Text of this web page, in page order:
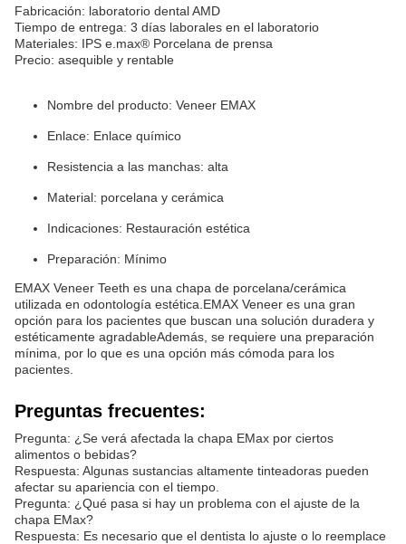
Fabricación: laboratorio dental AMD
Tiempo de entrega: 3 días laborales en el laboratorio
Materiales: IPS e.max® Porcelana de prensa
Precio: asequible y rentable
Nombre del producto: Veneer EMAX
Enlace: Enlace químico
Resistencia a las manchas: alta
Material: porcelana y cerámica
Indicaciones: Restauración estética
Preparación: Mínimo
EMAX Veneer Teeth es una chapa de porcelana/cerámica
utilizada en odontología estética.EMAX Veneer es una gran
opción para los pacientes que buscan una solución duradera y
estéticamente agradableAdemás, se requiere una preparación
mínima, por lo que es una opción más cómoda para los
pacientes.
Preguntas frecuentes:
Pregunta: ¿Se verá afectada la chapa EMax por ciertos
alimentos o bebidas?
Respuesta: Algunas sustancias altamente tinteadoras pueden
afectar su apariencia con el tiempo.
Pregunta: ¿Qué pasa si hay un problema con el ajuste de la
chapa EMax?
Respuesta: Es necesario que el dentista lo ajuste o lo reemplace